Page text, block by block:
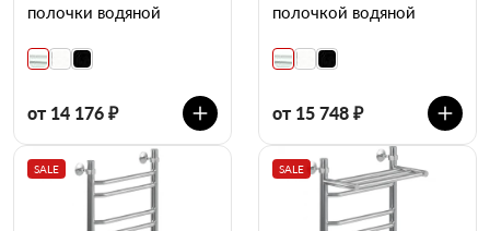
полочки водяной
от 14 176 ₽
полочкой водяной
от 15 748 ₽
SALE SALE